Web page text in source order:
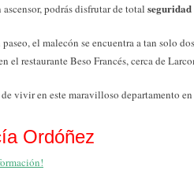
podrás disfrutar de total seguridad
el malecón se encuentra a tan solo
el restaurante Beso Francés, cerca de
vivir en este maravilloso departamento
Ordóñez